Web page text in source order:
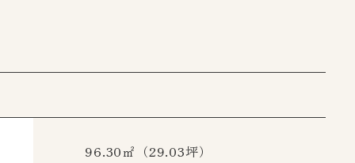
96.30㎡（29.03坪）